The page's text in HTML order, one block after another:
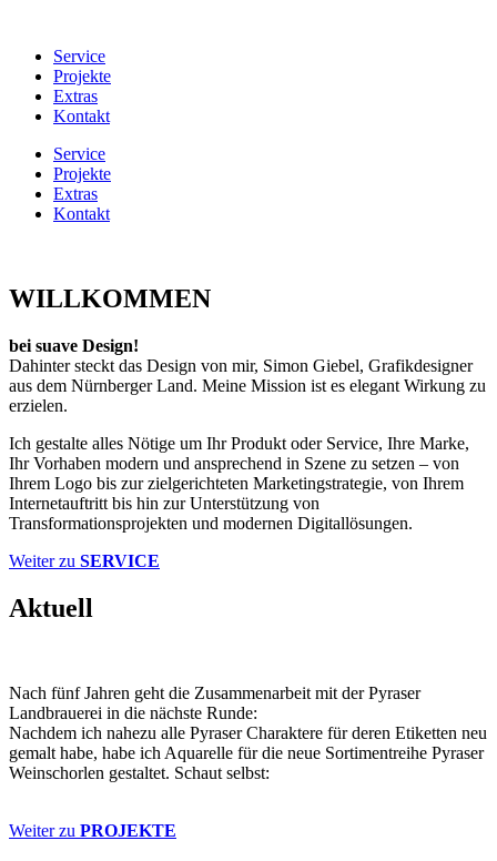
Service
Projekte
Extras
Kontakt
Service
Projekte
Extras
Kontakt
WILLKOMMEN
bei suave Design!
Dahinter steckt das Design von mir, Simon Giebel, Grafikdesigner
aus dem Nürnberger Land. Meine Mission ist es elegant Wirkung zu
erzielen.
Ich gestalte alles Nötige um Ihr Produkt oder Service, Ihre Marke,
Ihr Vorhaben modern und ansprechend in Szene zu setzen – von
Ihrem Logo bis zur zielgerichteten Marketingstrategie, von Ihrem
Internetauftritt bis hin zur Unterstützung von
Transformationsprojekten und modernen Digitallösungen.
Weiter zu SERVICE
Aktuell
Nach fünf Jahren geht die Zusammenarbeit mit der Pyraser
Landbrauerei in die nächste Runde:
Nachdem ich nahezu alle Pyraser Charaktere für deren Etiketten neu
gemalt habe, habe ich Aquarelle für die neue Sortimentreihe Pyraser
Weinschorlen gestaltet. Schaut selbst:
Weiter zu PROJEKTE